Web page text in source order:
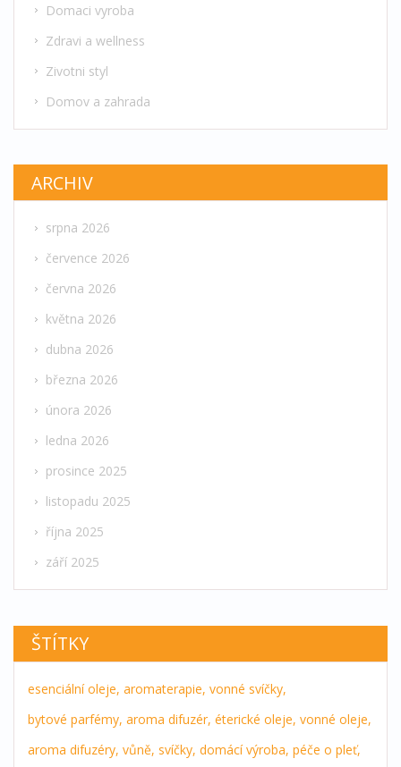
Domaci vyroba
Zdravi a wellness
Zivotni styl
Domov a zahrada
ARCHIV
srpna 2026
července 2026
června 2026
května 2026
dubna 2026
března 2026
února 2026
ledna 2026
prosince 2025
listopadu 2025
října 2025
září 2025
ŠTÍTKY
esenciální oleje, aromaterapie, vonné svíčky,
bytové parfémy, aroma difuzér, éterické oleje, vonné oleje,
aroma difuzéry, vůně, svíčky, domácí výroba, péče o pleť,